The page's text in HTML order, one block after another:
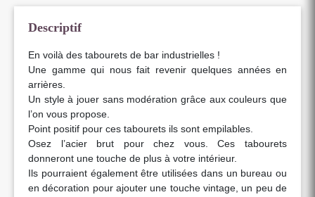
Descriptif
En voilà des tabourets de bar industrielles !
Une gamme qui nous fait revenir quelques années en
arrières.
Un style à jouer sans modération grâce aux couleurs que
l’on vous propose.
Point positif pour ces tabourets ils sont empilables.
Osez l’acier brut pour chez vous. Ces tabourets
donneront une touche de plus à votre intérieur.
Ils pourraient également être utilisées dans un bureau ou
en décoration pour ajouter une touche vintage, un peu de